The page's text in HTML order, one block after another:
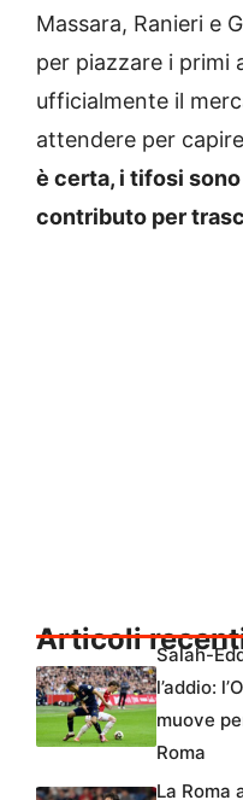
Massara, Ranieri e
per piazzare i primi
ufficialmente il
attendere per
è certa, i tifosi
contributo per
Articoli
Salah-
l’addio:
muove
Roma
La Roma